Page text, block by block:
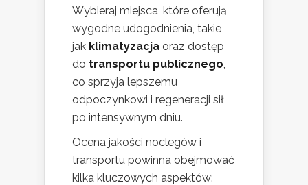
Wybieraj miejsca, które oferują
wygodne udogodnienia, takie
jak klimatyzacja oraz dostęp
do transportu publicznego,
co sprzyja lepszemu
odpoczynkowi i regeneracji sił
po intensywnym dniu.
Ocena jakości noclegów i
transportu powinna obejmować
kilka kluczowych aspektów: